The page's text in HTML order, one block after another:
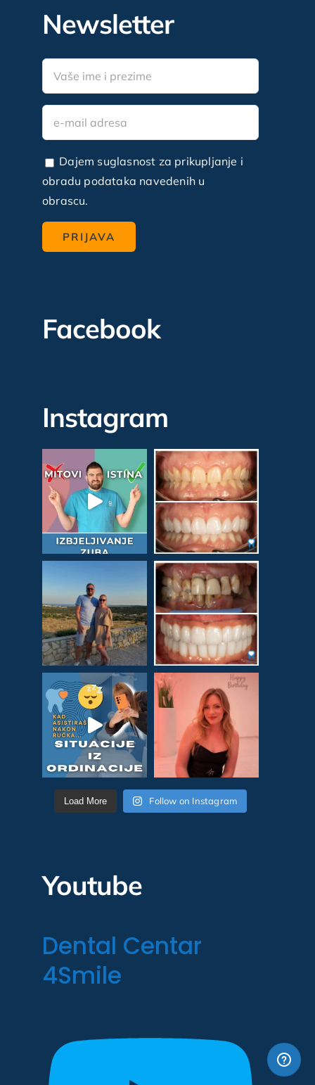
Newsletter
Dajem suglasnost za prikupljanje i
obradu podataka navedenih u
obrascu.
Facebook
Instagram
Load More Follow on Instagram
Youtube
Dental Centar
4Smile